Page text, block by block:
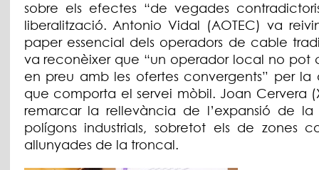
sobre els efectes “de vegades
liberalització. Antonio Vidal (AOTEC) va
paper essencial dels operadors de cable
va reconèixer que “un operador local no pot
en preu amb les ofertes convergents” per la
que comporta el servei mòbil. Joan Cervera
remarcar la rellevància de l’expansió de
polígons industrials, sobretot els de zones
allunyades de la troncal.